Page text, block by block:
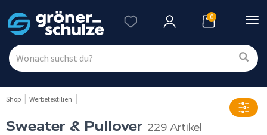
0
Shop Werbetextilien
Sweater & Pullover 229 Artikel